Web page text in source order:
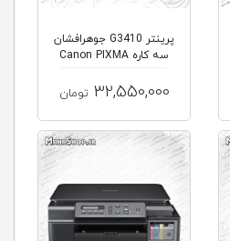
پرینتر G3410 جوهرافشان
سه کاره Canon PIXMA
32,550,000 تومان